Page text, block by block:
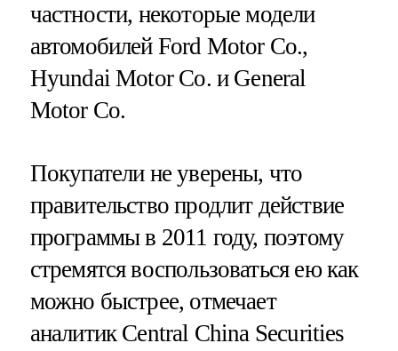
частности, некоторые модели
автомобилей Ford Motor Co.,
Hyundai Motor Co. и General
Motor Co.
Покупатели не уверены, что
правительство продлит действие
программы в 2011 году, поэтому
стремятся воспользоваться ею как
можно быстрее, отмечает
аналитик Central China Securities